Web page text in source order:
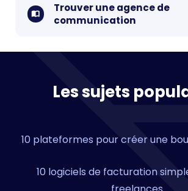
Trouver une agence de
communication
Les sujets
10 plateformes pour créer une
10 logiciels de facturation